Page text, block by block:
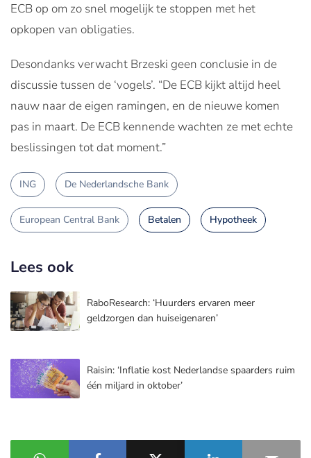
ECB op om zo snel mogelijk te stoppen met het
opkopen van obligaties.
Desondanks verwacht Brzeski geen conclusie in de
discussie tussen de ‘vogels’. “De ECB kijkt altijd heel
nauw naar de eigen ramingen, en de nieuwe komen
pas in maart. De ECB kennende wachten ze met echte
beslissingen tot dat moment.”
ING De Nederlandsche Bank
European Central Bank Betalen Hypotheek
Lees ook
RaboResearch: ‘Huurders ervaren meer
geldzorgen dan huiseigenaren’
Raisin: ‘Inflatie kost Nederlandse spaarders ruim
één miljard in oktober’